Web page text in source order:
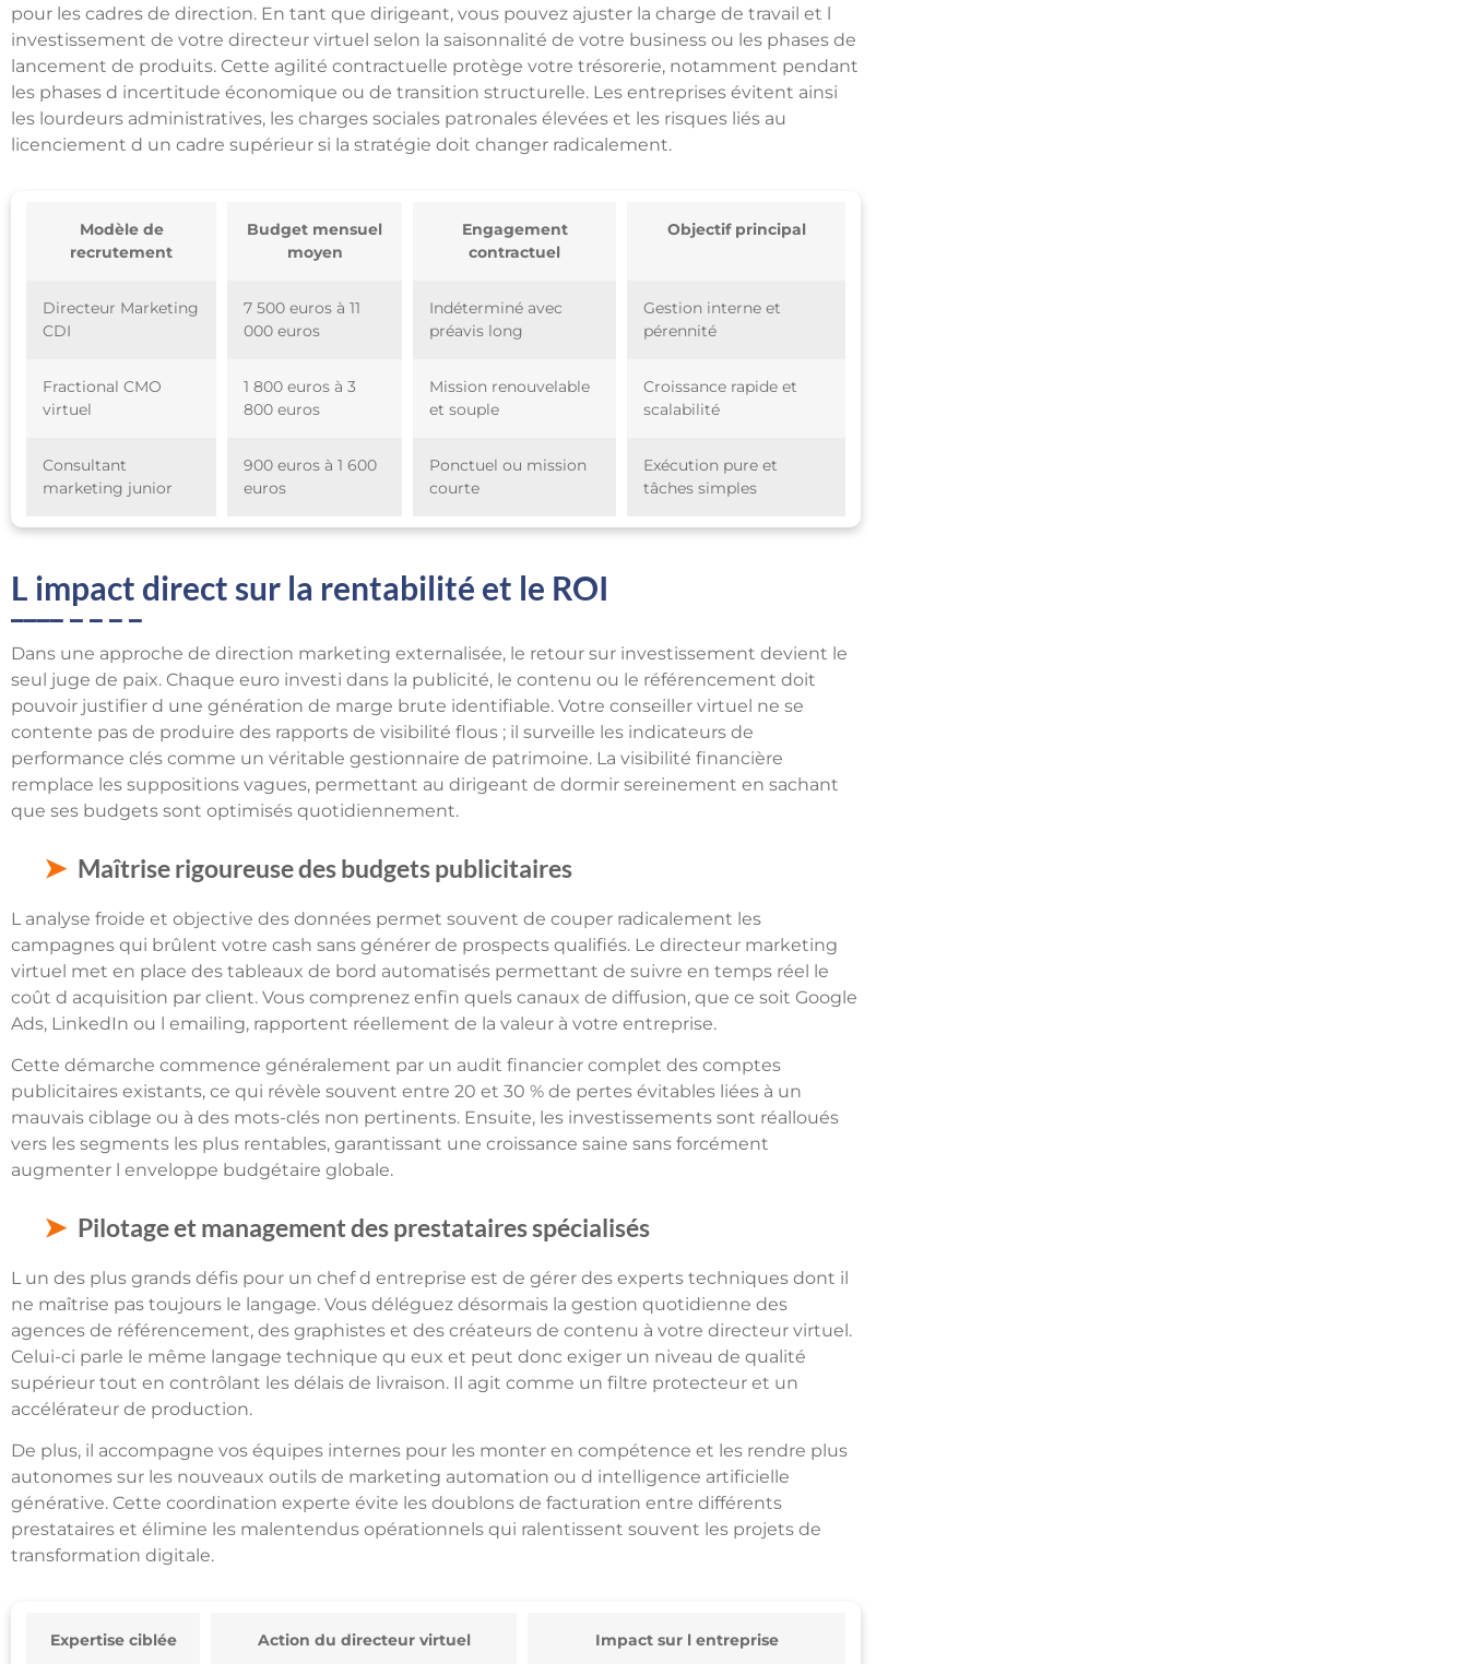
pour les cadres de direction. En tant que dirigeant, vous pouvez ajuster la charge de travail et l
investissement de votre directeur virtuel selon la saisonnalité de votre business ou les phases de
lancement de produits. Cette agilité contractuelle protège votre trésorerie, notamment pendant
les phases d incertitude économique ou de transition structurelle. Les entreprises évitent ainsi
les lourdeurs administratives, les charges sociales patronales élevées et les risques liés au
licenciement d un cadre supérieur si la stratégie doit changer radicalement.
Modèle de
recrutement
Budget mensuel
moyen
Engagement
contractuel
Objectif principal
Directeur Marketing
CDI
7 500 euros à 11
000 euros
Indéterminé avec
préavis long
Gestion interne et
pérennité
Fractional CMO
virtuel
1 800 euros à 3
800 euros
Mission renouvelable
et souple
Croissance rapide et
scalabilité
Consultant
marketing junior
900 euros à 1 600
euros
Ponctuel ou mission
courte
Exécution pure et
tâches simples
L impact direct sur la rentabilité et le ROI
Dans une approche de direction marketing externalisée, le retour sur investissement devient le
seul juge de paix. Chaque euro investi dans la publicité, le contenu ou le référencement doit
pouvoir justifier d une génération de marge brute identifiable. Votre conseiller virtuel ne se
contente pas de produire des rapports de visibilité flous ; il surveille les indicateurs de
performance clés comme un véritable gestionnaire de patrimoine. La visibilité financière
remplace les suppositions vagues, permettant au dirigeant de dormir sereinement en sachant
que ses budgets sont optimisés quotidiennement.
Maîtrise rigoureuse des budgets publicitaires
L analyse froide et objective des données permet souvent de couper radicalement les
campagnes qui brûlent votre cash sans générer de prospects qualifiés. Le directeur marketing
virtuel met en place des tableaux de bord automatisés permettant de suivre en temps réel le
coût d acquisition par client. Vous comprenez enfin quels canaux de diffusion, que ce soit Google
Ads, LinkedIn ou l emailing, rapportent réellement de la valeur à votre entreprise.
Cette démarche commence généralement par un audit financier complet des comptes
publicitaires existants, ce qui révèle souvent entre 20 et 30 % de pertes évitables liées à un
mauvais ciblage ou à des mots-clés non pertinents. Ensuite, les investissements sont réalloués
vers les segments les plus rentables, garantissant une croissance saine sans forcément
augmenter l enveloppe budgétaire globale.
Pilotage et management des prestataires spécialisés
L un des plus grands défis pour un chef d entreprise est de gérer des experts techniques dont il
ne maîtrise pas toujours le langage. Vous déléguez désormais la gestion quotidienne des
agences de référencement, des graphistes et des créateurs de contenu à votre directeur virtuel.
Celui-ci parle le même langage technique qu eux et peut donc exiger un niveau de qualité
supérieur tout en contrôlant les délais de livraison. Il agit comme un filtre protecteur et un
accélérateur de production.
De plus, il accompagne vos équipes internes pour les monter en compétence et les rendre plus
autonomes sur les nouveaux outils de marketing automation ou d intelligence artificielle
générative. Cette coordination experte évite les doublons de facturation entre différents
prestataires et élimine les malentendus opérationnels qui ralentissent souvent les projets de
transformation digitale.
Expertise ciblée Action du directeur virtuel Impact sur l entreprise